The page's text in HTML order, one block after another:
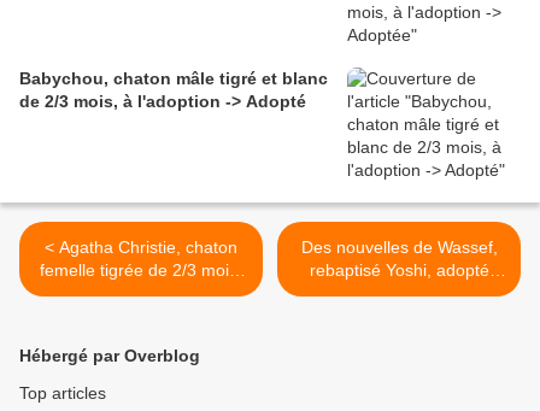
Babychou, chaton mâle tigré et blanc
de 2/3 mois, à l'adoption -> Adopté
< Agatha Christie, chaton
femelle tigrée de 2/3 mois,
à l'adoption -> adoptée
Des nouvelles de Wassef,
rebaptisé Yoshi, adopté
adulte en janvier 2025 ! >
Hébergé par Overblog
Top articles